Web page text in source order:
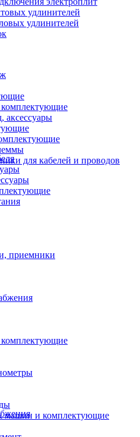
удлинителей
удлинителей
комплектующие
аксессуары
для кабелей и проводов
приемники
машин и комплектующие